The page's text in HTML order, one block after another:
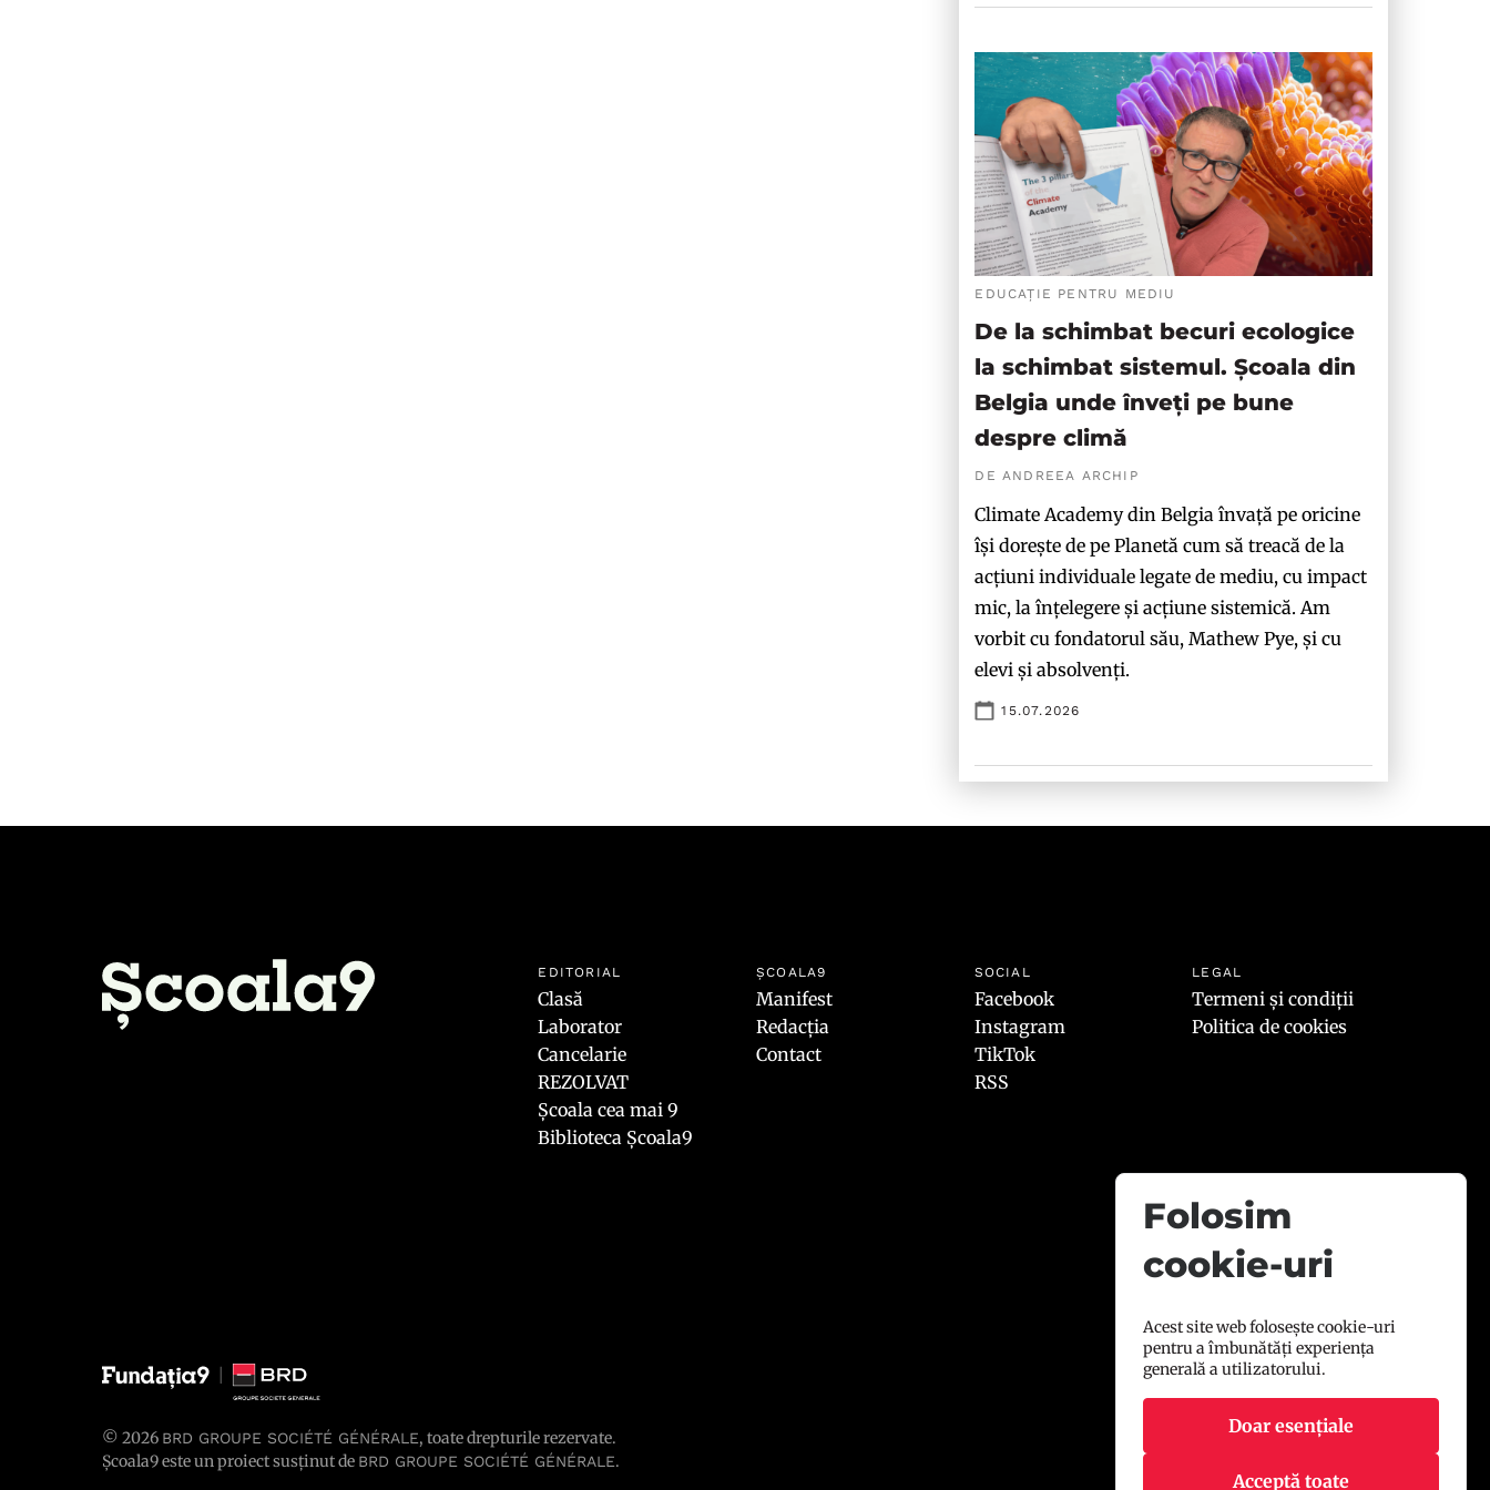
EDUCAȚIE PENTRU MEDIU
De la schimbat becuri ecologice
la schimbat sistemul. Școala din
Belgia unde înveți pe bune
despre climă
DE ANDREEA ARCHIP
Climate Academy din Belgia învață pe oricine
își dorește de pe Planetă cum să treacă de la
acțiuni individuale legate de mediu, cu impact
mic, la înțelegere și acțiune sistemică. Am
vorbit cu fondatorul său, Mathew Pye, și cu
elevi și absolvenți.
15.07.2026
EDITORIAL
Clasă
Laborator
Cancelarie
REZOLVAT
Școala cea mai 9
Biblioteca Școala9
ȘCOALA9
Manifest
Redacția
Contact
SOCIAL
Facebook
Instagram
TikTok
RSS
LEGAL
Termeni și condiții
Politica de cookies
© 2026 BRD GROUPE SOCIÉTÉ GÉNÉRALE, toate drepturile rezervate.
Școala9 este un proiect susținut de BRD GROUPE SOCIÉTÉ GÉNÉRALE.
Folosim
cookie-uri
Acest site web folosește cookie-uri
pentru a îmbunătăți experiența
generală a utilizatorului.
Doar esențiale
Acceptă toate